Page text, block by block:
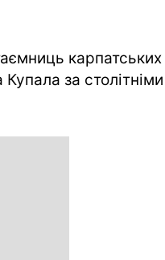
карпатських
за столітніми